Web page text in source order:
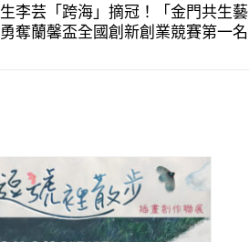
李芸「跨海」摘冠！「金門共生藝
奪蘭馨盃全國創新創業競賽第一名